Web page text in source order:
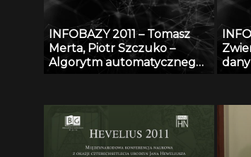
INFOBAZY 2011 – Tomasz
Merta, Piotr Szczuko –
Algorytm automatycznego
wyszukiwania pojazdów w
bazie danych